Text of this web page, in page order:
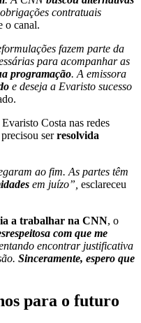
contratuais
o canal.
fazem parte da
para acompanhar as
programação. A emissora
e deseja a Evaristo sucesso
Costa nas redes
serresolvida
ao fim. As partes têm
em juízo”, esclareceu
a trabalhar na CNN, o
com que me
encontrar justificativa
Sinceramente, espero que
para o futuro